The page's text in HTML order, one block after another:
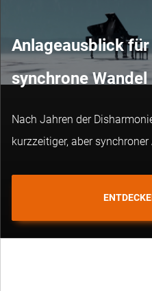
Anlageausblick
synchrone Wandel
Nach Jahren der
kurzzeitiger, aber